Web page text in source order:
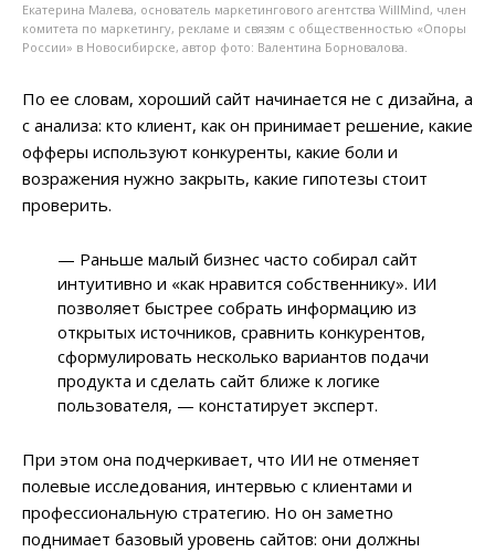
Екатерина Малева, основатель маркетингового агентства WillMind, член
комитета по маркетингу, рекламе и связям с общественностью «Опоры
России» в Новосибирске, автор фото: Валентина Борновалова.
По ее словам, хороший сайт начинается не с дизайна, а
с анализа: кто клиент, как он принимает решение, какие
офферы используют конкуренты, какие боли и
возражения нужно закрыть, какие гипотезы стоит
проверить.
— Раньше малый бизнес часто собирал сайт
интуитивно и «как нравится собственнику». ИИ
позволяет быстрее собрать информацию из
открытых источников, сравнить конкурентов,
сформулировать несколько вариантов подачи
продукта и сделать сайт ближе к логике
пользователя, — констатирует эксперт.
При этом она подчеркивает, что ИИ не отменяет
полевые исследования, интервью с клиентами и
профессиональную стратегию. Но он заметно
поднимает базовый уровень сайтов: они должны